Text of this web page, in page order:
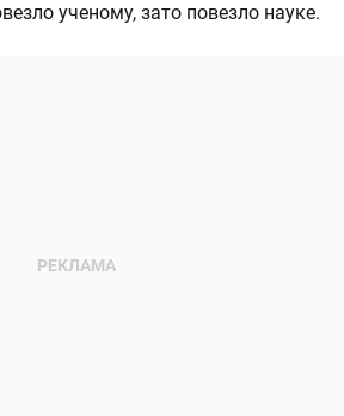
ученому, зато повезло науке.